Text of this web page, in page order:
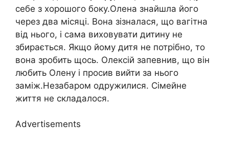
себе з хорошого боку.Олена знайшла його
через два місяці. Вона зізналася, що вагітна
від нього, і сама виховувати дитину не
збирається. Якщо йому дитя не потрібно, то
вона зробить щось. Олексій запевнив, що він
любить Олену і просив вийти за нього
заміж.Незабаром одружилися. Сімейне
життя не складалося.
Advertisements